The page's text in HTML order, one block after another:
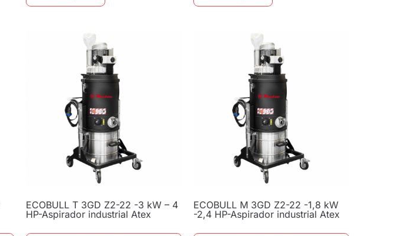
ECOBULL T 3GD Z2-22 -3 kW – 4
HP-Aspirador industrial Atex
ECOBULL M 3GD Z2-22 -1,8 kW
-2,4 HP-Aspirador industrial Atex